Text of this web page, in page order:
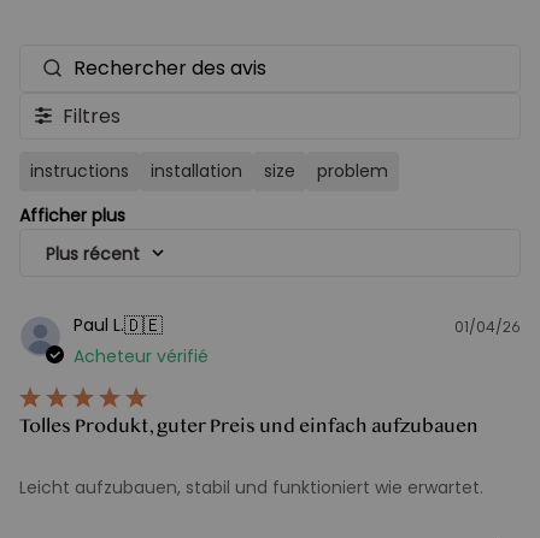
Filtres
instructions installation size
problem
Afficher plus
Plus récent
Paul L.🇩🇪
Acheteur vérifié
Tolles Produkt, guter Preis und einfach aufzubauen
Leicht aufzubauen, stabil und funktioniert wie erwartet.
01/04/26